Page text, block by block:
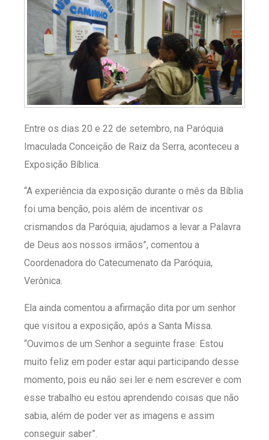
Entre os dias 20 e 22 de setembro, na Paróquia
Imaculada Conceição de Raiz da Serra, aconteceu a
Exposição Bíblica.
“A experiência da exposição durante o mês da Bíblia
foi uma benção, pois além de incentivar os
crismandos da Paróquia, ajudamos a levar a Palavra
de Deus aos nossos irmãos”, comentou a
Coordenadora do Catecumenato da Paróquia,
Verônica.
Ela ainda comentou a afirmação dita por um senhor
que visitou a exposição, após a Santa Missa.
“Ouvimos de um Senhor a seguinte frase: Estou
muito feliz em poder estar aqui participando desse
momento, pois eu não sei ler e nem escrever e com
esse trabalho eu estou aprendendo coisas que não
sabia, além de poder ver as imagens e assim
conseguir saber”.